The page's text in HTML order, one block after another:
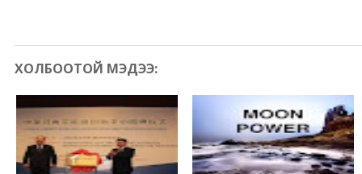
ХОЛБООТОЙ МЭДЭЭ: